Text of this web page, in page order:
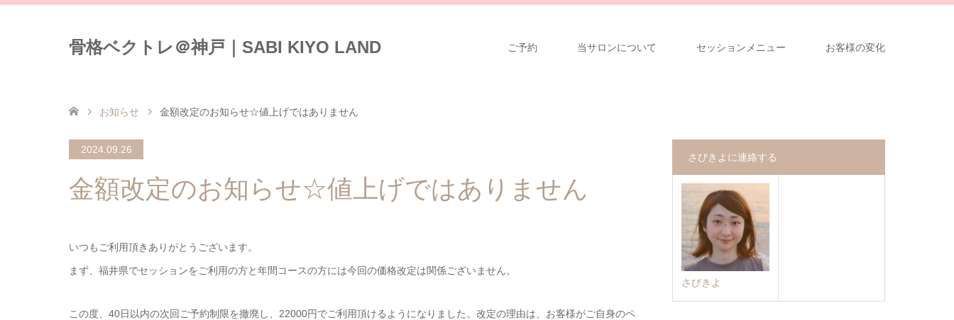
骨格ベクトレ＠神戸｜SABI KIYO LAND ご予約 当サロンについて セッションメニュー お客様の変化
お知らせ 金額改定のお知らせ☆値上げではありません
2024.09.26
金額改定のお知らせ☆値上げではありません
いつもご利用頂きありがとうございます。
まず、福井県でセッションをご利用の方と年間コースの方には今回の価格改定は関係ございません。
この度、40日以内の次回ご予約制限を撤廃し、22000円でご利用頂けるようになりました。改定の理由は、お客様がご自身のペ
さびきよに連絡する
さびきよ